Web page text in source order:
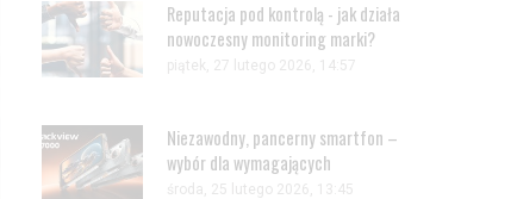
Reputacja pod kontrolą - jak działa
nowoczesny monitoring marki?
piątek, 27 lutego 2026, 14:57
Niezawodny, pancerny smartfon –
wybór dla wymagających
środa, 25 lutego 2026, 13:45